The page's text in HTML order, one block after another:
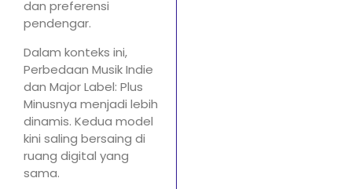
dan preferensi
pendengar.
Dalam konteks ini,
Perbedaan Musik Indie
dan Major Label: Plus
Minusnya menjadi lebih
dinamis. Kedua model
kini saling bersaing di
ruang digital yang
sama.